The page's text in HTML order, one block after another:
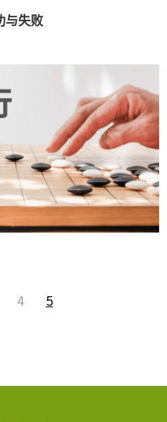
与失败
4 5